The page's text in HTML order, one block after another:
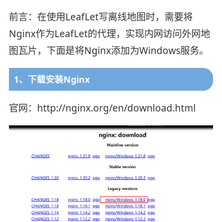
前言：在使用LeafLet写离线地图时，需要将
Nginx作为LeafLet的代理，实现内网访问外网地
图瓦片，下面是将Nginx添加为Windows服务。
1、下载安装Nginx
官网：http://nginx.org/en/download.html